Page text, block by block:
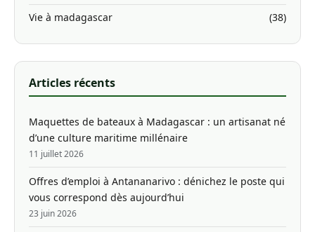
Vie à madagascar
(38)
Articles récents
Maquettes de bateaux à Madagascar : un artisanat né
d’une culture maritime millénaire
11 juillet 2026
Offres d’emploi à Antananarivo : dénichez le poste qui
vous correspond dès aujourd’hui
23 juin 2026